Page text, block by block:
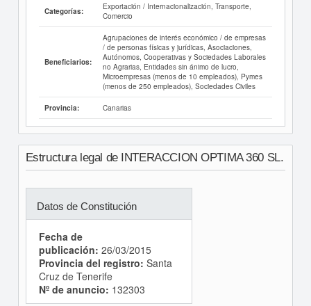
Categorías:
Exportación / Internacionalización, Transporte,
Comercio
Beneficiarios:
Agrupaciones de interés económico / de empresas
/ de personas físicas y jurídicas, Asociaciones,
Autónomos, Cooperativas y Sociedades Laborales
no Agrarias, Entidades sin ánimo de lucro,
Microempresas (menos de 10 empleados), Pymes
(menos de 250 empleados), Sociedades Civiles
Provincia: Canarias
Estructura legal de INTERACCION OPTIMA 360 SL.
Datos de Constitución
Fecha de
publicación: 26/03/2015
Provincia del registro: Santa
Cruz de Tenerife
Nº de anuncio: 132303